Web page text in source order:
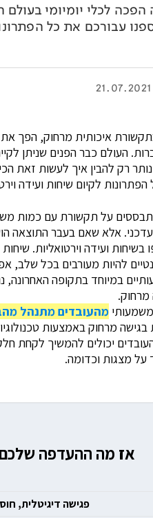
לכלי יומיומי בעולם
עבורכם את כל
21.07.2021
איכותית מרחוק, הפך
העולם כבר הפנים שניתן
רק להבין איך לעשות זאת
לקיום שיחות ועידה
על תקשורת עם כמות
אלא שאם בעבר התוצאה
בשיחות ועידה וירטואליות.
להיות מעורבים בכל שלב,
במיוחד בתקופה האחרונה,
מרחוק.
מהעובדים מתנהל
בגישה מרחוק באמצעות
העובדים יכולים להמשיך לקחת
על מצגות וכדומה.
אז מה ההעדפה שלכם
פגישה דיגיטלית,